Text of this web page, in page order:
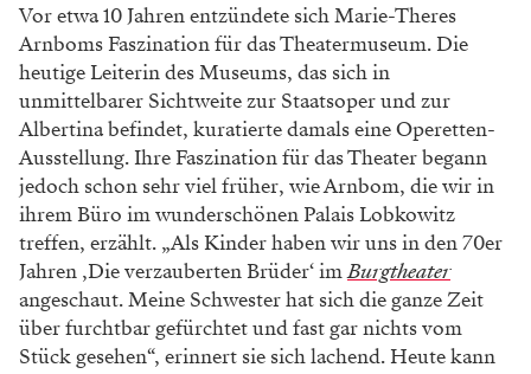
Vor etwa 10 Jahren entzündete sich Marie-Theres
Arnboms Faszination für das Theatermuseum. Die
heutige Leiterin des Museums, das sich in
unmittelbarer Sichtweite zur Staatsoper und zur
Albertina befindet, kuratierte damals eine Operetten-
Ausstellung. Ihre Faszination für das Theater begann
jedoch schon sehr viel früher, wie Arnbom, die wir in
ihrem Büro im wunderschönen Palais Lobkowitz
treffen, erzählt. „Als Kinder haben wir uns in den 70er
Jahren ‚Die verzauberten Brüder‘ imBurgtheater
angeschaut. Meine Schwester hat sich die ganze Zeit
über furchtbar gefürchtet und fast gar nichts vom
Stück gesehen“, erinnert sie sich lachend. Heute kann